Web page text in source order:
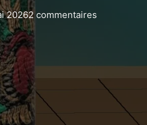
20262 commentaires